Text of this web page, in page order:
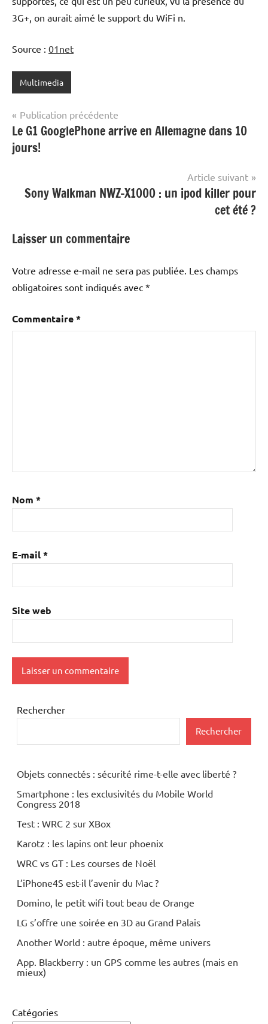
3G+, on aurait aimé le support du WiFi n.
Source : 01net
Multimedia
Navigation
de
l’article
Publication précédente
Le G1 GooglePhone arrive en Allemagne dans 10
jours!
Article suivant
Sony Walkman NWZ-X1000 : un ipod killer pour
cet été ?
Laisser un commentaire
Votre adresse e-mail ne sera pas publiée. Les champs
obligatoires sont indiqués avec *
Commentaire*
Nom *
E-mail*
Site web
Rechercher
Rechercher
Objets connectés : sécurité rime-t-elle avec liberté ?
Smartphone : les exclusivités du Mobile World
Congress 2018
Test : WRC 2 sur XBox
Karotz : les lapins ont leur phoenix
WRC vs GT : Les courses de Noël
L’iPhone4S est-il l’avenir du Mac ?
Domino, le petit wifi tout beau de Orange
LG s’offre une soirée en 3D au Grand Palais
Another World : autre époque, même univers
App. Blackberry : un GPS comme les autres (mais en
mieux)
Catégories